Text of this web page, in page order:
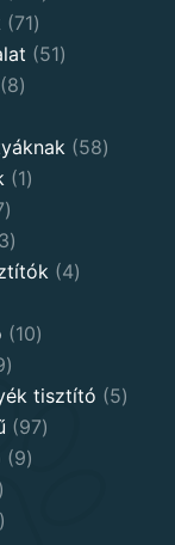
7171
products
5151
88
5858
11
7
products
13
products
44
1010
9
products
tisztító 55
9797
99
39